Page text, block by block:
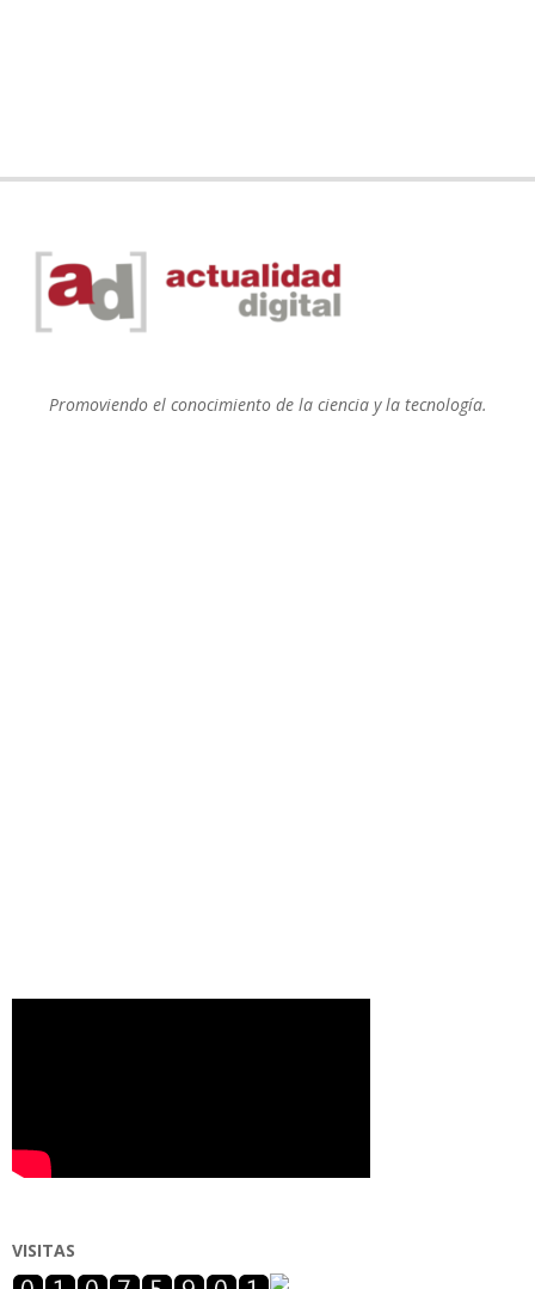
Promoviendo el conocimiento de la ciencia y la tecnología.
VISITAS